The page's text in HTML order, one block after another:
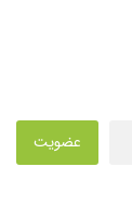
عضویت